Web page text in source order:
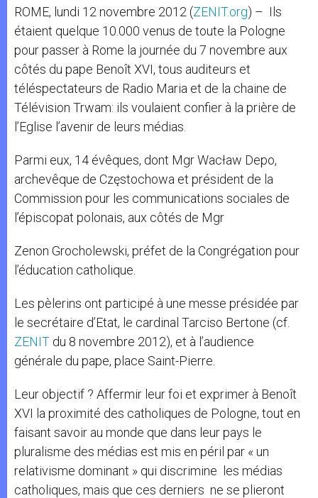
ROME, lundi 12 novembre 2012 (ZENIT.org) – Ils
étaient quelque 10.000 venus de toute la Pologne
pour passer à Rome la journée du 7 novembre aux
côtés du pape Benoît XVI, tous auditeurs et
téléspectateurs de Radio Maria et de la chaine de
Télévision Trwam: ils voulaient confier à la prière de
l’Eglise l’avenir de leurs médias.
Parmi eux, 14 évêques, dont Mgr Wacław Depo,
archevêque de Częstochowa et président de la
Commission pour les communications sociales de
l’épiscopat polonais, aux côtés de Mgr
Zenon Grocholewski, préfet de la Congrégation pour
l’éducation catholique.
Les pèlerins ont participé à une messe présidée par
le secrétaire d’Etat, le cardinal Tarciso Bertone (cf.
ZENIT du 8 novembre 2012), et à l’audience
générale du pape, place Saint-Pierre.
Leur objectif ? Affermir leur foi et exprimer à Benoît
XVI la proximité des catholiques de Pologne, tout en
faisant savoir au monde que dans leur pays le
pluralisme des médias est mis en péril par « un
relativisme dominant » qui discrimine les médias
catholiques, mais que ces derniers ne se plieront